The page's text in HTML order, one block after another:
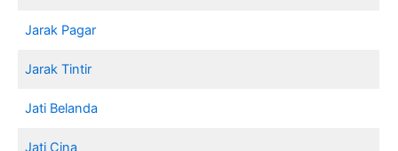
Jarak Pagar
Jarak Tintir
Jati Belanda
Jati Cina